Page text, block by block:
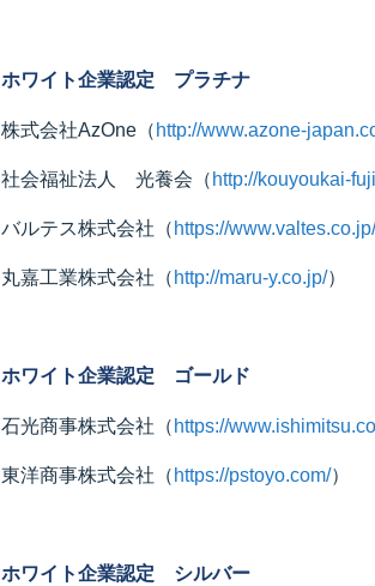
ホワイト企業認定 プラチナ
株式会社AzOne （ http://www.azone-
社会福祉法人 光養会 （ http://kouyoukai-
バルテス株式会社 （ https://www.valtes.co.jp/
丸嘉工業株式会社 （ http://maru-y.co.jp/）
ホワイト企業認定 ゴールド
石光商事株式会社 （ https://
東洋商事株式会社 （ https://pstoyo.com/）
ホワイト企業認定 シルバー